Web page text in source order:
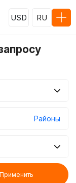
USD RU
Районы
Применить